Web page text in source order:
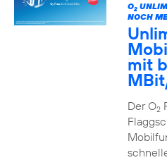
O2
NOCH
mit
Der O2